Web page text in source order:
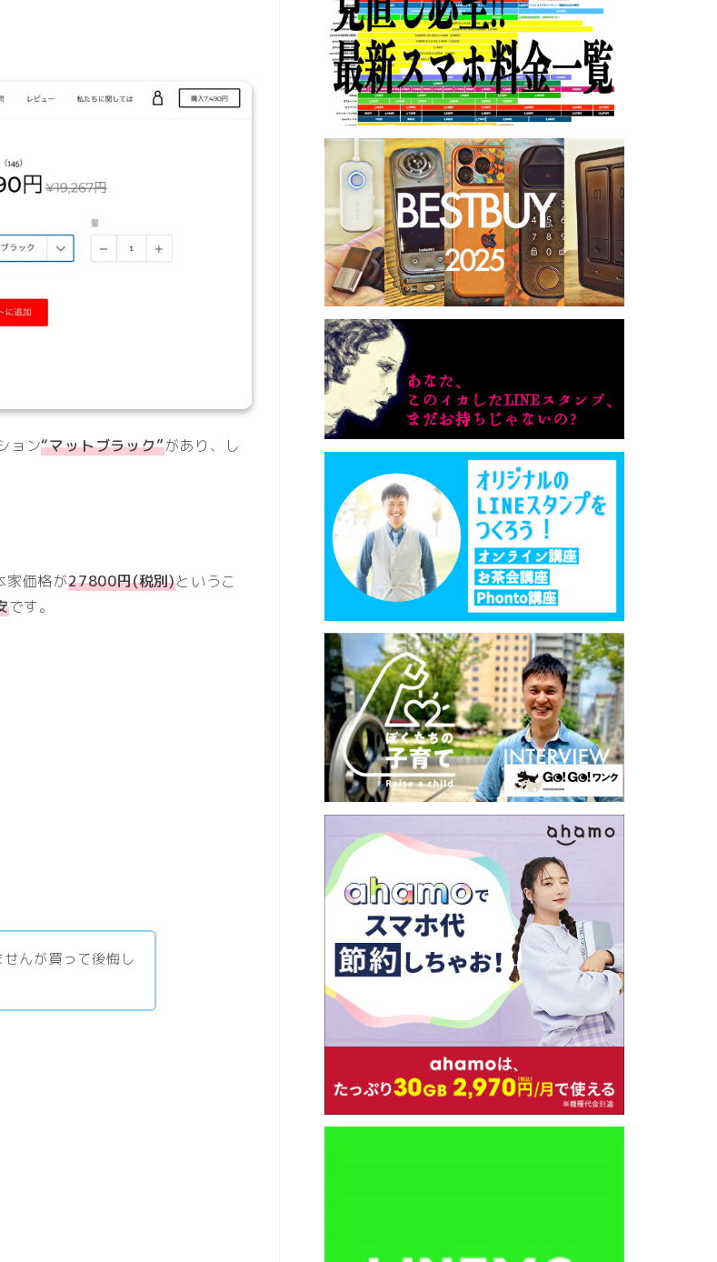
ョン“マットブラック”があり、し
家価格が27800円(税別)というこ
です。
んが買って後悔し